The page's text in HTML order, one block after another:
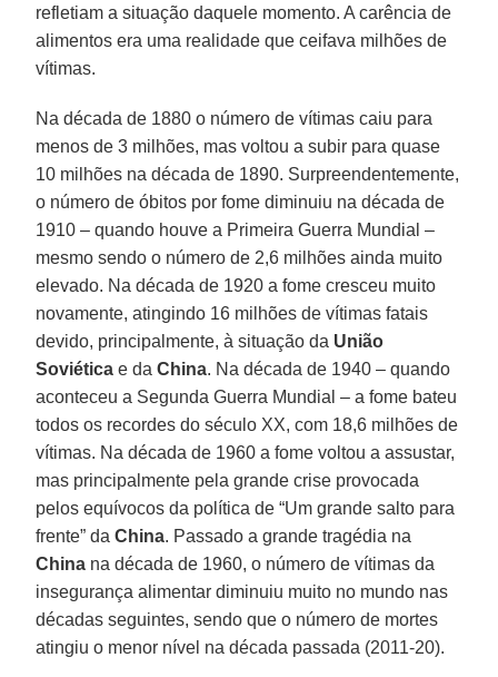
refletiam a situação daquele momento. A carência de
alimentos era uma realidade que ceifava milhões de
vítimas.
Na década de 1880 o número de vítimas caiu para
menos de 3 milhões, mas voltou a subir para quase
10 milhões na década de 1890. Surpreendentemente,
o número de óbitos por fome diminuiu na década de
1910 – quando houve a Primeira Guerra Mundial –
mesmo sendo o número de 2,6 milhões ainda muito
elevado. Na década de 1920 a fome cresceu muito
novamente, atingindo 16 milhões de vítimas fatais
devido, principalmente, à situação da União
Soviética e daChina. Na década de 1940 – quando
aconteceu a Segunda Guerra Mundial – a fome bateu
todos os recordes do século XX, com 18,6 milhões de
vítimas. Na década de 1960 a fome voltou a assustar,
mas principalmente pela grande crise provocada
pelos equívocos da política de “Um grande salto para
frente” daChina. Passado a grande tragédia na
China na década de 1960, o número de vítimas da
insegurança alimentar diminuiu muito no mundo nas
décadas seguintes, sendo que o número de mortes
atingiu o menor nível na década passada (2011-20).